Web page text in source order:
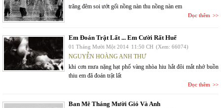
trăng đêm soi ướt gối nồng nàn thu nồng nàn em
Đọc thêm
Em Đoán Trật Lất ... Em Cười Rất Huế
01 Tháng Mười Một 2014 11:50 CH (Xem: 66074)
NGUYỄN HOÀNG ANH THƯ
khi cơn mưa nặng hạt phố vàng nhòa hiu hắt đôi mắt nhớ buồn
thiu em đã đoán trật lất
Đọc thêm
Ban Mê Tháng Mười Gió Và Anh